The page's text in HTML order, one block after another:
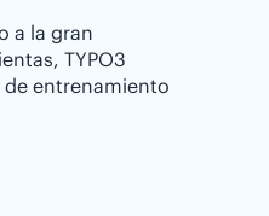
a la gran
TYPO3
entrenamiento